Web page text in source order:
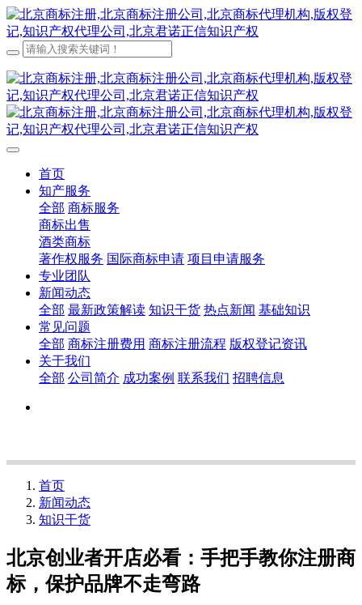
首页
知产服务
全部 商标服务
商标出售
酒类商标
著作权服务 国际商标申请 项目申请服务
专业团队
新闻动态
全部 最新政策解读 知识干货 热点新闻 基础知识
常见问题
全部 商标注册费用 商标注册流程 版权登记资讯
关于我们
全部 公司简介 成功案例 联系我们 招聘信息
首页
新闻动态
知识干货
北京创业者开店必看：手把手教你注册商
标，保护品牌不走弯路